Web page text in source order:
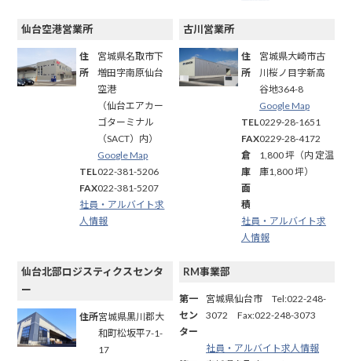
仙台空港営業所
住
所
宮城県名取市下
増田字南原仙台
空港
（仙台エアカー
ゴターミナル
（SACT）内）
Google Map
TEL022-381-5206
FAX022-381-5207
社員・アルバイト求
人情報
古川営業所
住
所
宮城県大崎市古
川桜ノ目字新高
谷地364-8
Google Map
TEL0229-28-1651
FAX0229-28-4172
倉
庫
面
積
1,800 坪（内 定温
庫1,800 坪）
社員・アルバイト求
人情報
仙台北部ロジスティクスセンタ
ー
住所宮城県黒川郡大
和町松坂平7-1-
17
RM事業部
第一
セン
ター
宮城県仙台市 Tel:022-248-
3072 Fax:022-248-3073
社員・アルバイト求人情報